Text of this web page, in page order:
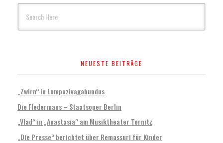
NEUESTE BEITRÄGE
„Zwirn“ in Lumpazivagabundus
Die Fledermaus – Staatsoper Berlin
„Vlad“ in „Anastasia“ am Musiktheater Ternitz
„Die Presse“ berichtet über Remassuri für Kinder